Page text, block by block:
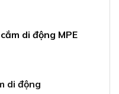
di động MPE
di động